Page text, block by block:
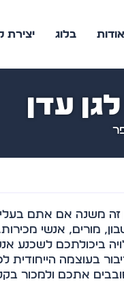
אודות בלוג יצירת
עדן
זה משנה אם אתם בעלי
מורים, אנשי
ביכולתכם לשכנע
בעוצמה
אתכם ולמכור